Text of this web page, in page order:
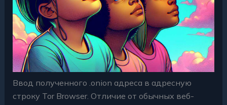
Ввод полученного .onion адреса в адресную
строку Tor Browser. Отличие от обычных веб-